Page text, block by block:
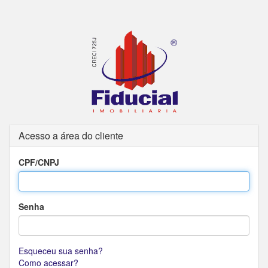
Acesso a área do cliente
CPF/CNPJ
Senha
Esqueceu sua senha?
Como acessar?